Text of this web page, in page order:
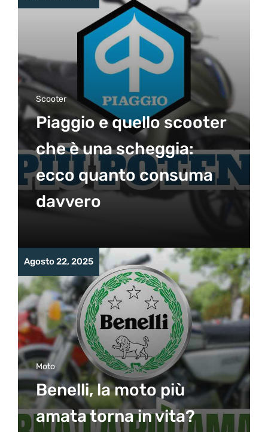
Scooter
Piaggio e quello scooter
che è una scheggia:
ecco quanto consuma
davvero
Agosto 22, 2025
Moto
Benelli, la moto più
amata torna in vita?